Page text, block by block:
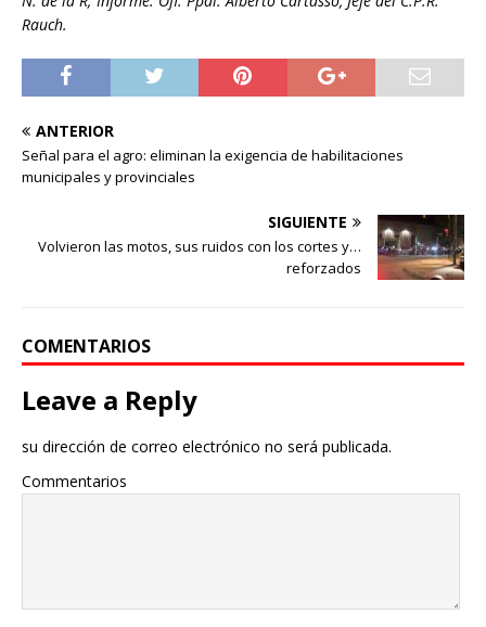
Rauch.
ANTERIOR
Señal para el agro: eliminan la exigencia de habilitaciones
municipales y provinciales
SIGUIENTE
Volvieron las motos, sus ruidos con los cortes y…
reforzados
COMENTARIOS
Leave a Reply
su dirección de correo electrónico no será publicada.
Commentarios